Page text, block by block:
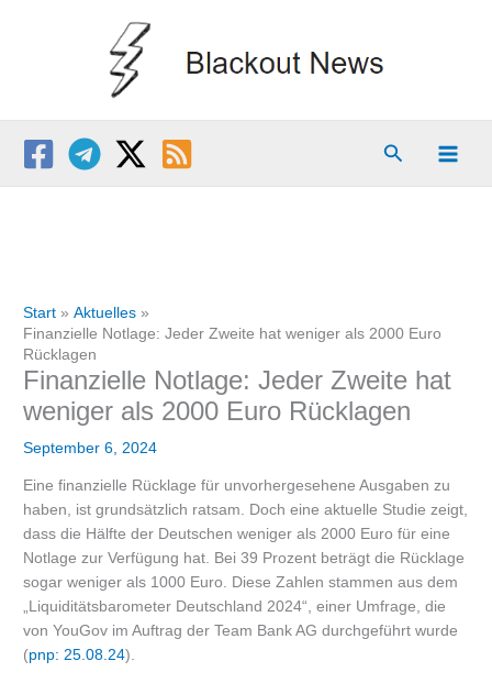
Suchen
Start
Aktuelles
Finanzielle Notlage: Jeder Zweite hat weniger als 2000 Euro
Rücklagen
Finanzielle Notlage: Jeder Zweite hat
weniger als 2000 Euro Rücklagen
September 6, 2024
Eine finanzielle Rücklage für unvorhergesehene Ausgaben zu
haben, ist grundsätzlich ratsam. Doch eine aktuelle Studie zeigt,
dass die Hälfte der Deutschen weniger als 2000 Euro für eine
Notlage zur Verfügung hat. Bei 39 Prozent beträgt die Rücklage
sogar weniger als 1000 Euro. Diese Zahlen stammen aus dem
„Liquiditätsbarometer Deutschland 2024“, einer Umfrage, die
von YouGov im Auftrag der Team Bank AG durchgeführt wurde
(pnp: 25.08.24).